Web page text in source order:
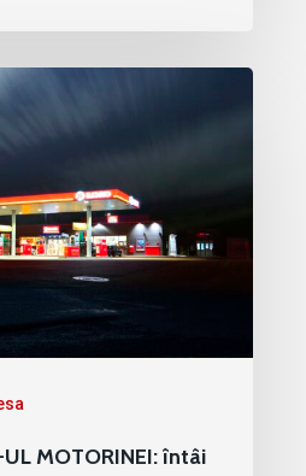
UL MOTORINEI: întâi